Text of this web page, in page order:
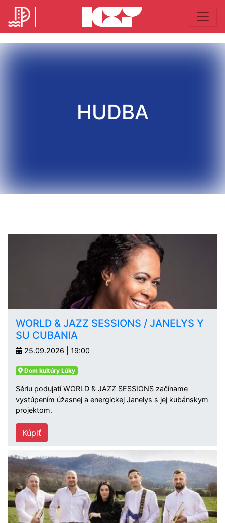
HUDBA
WORLD & JAZZ SESSIONS / JANELYS Y
SU CUBANIA
25.09.2026 | 19:00
Dom kultúry Lúky
Sériu podujatí WORLD & JAZZ SESSIONS začíname
vystúpením úžasnej a energickej Janelys s jej kubánskym
projektom.
Kúpiť